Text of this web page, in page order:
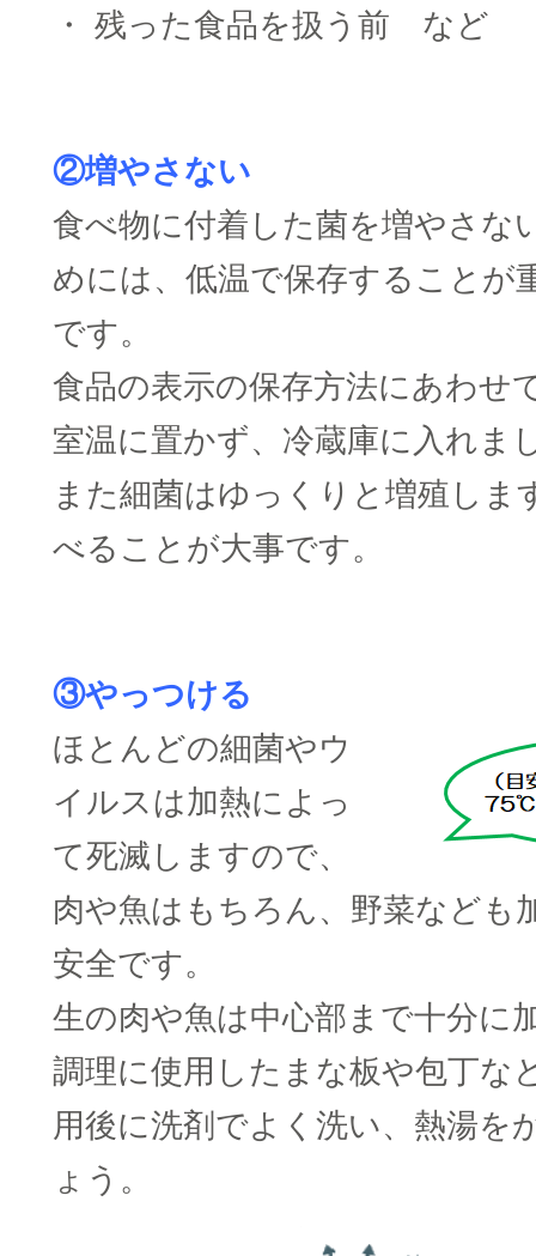
・ 残った食品を扱う前 など
②増やさない
食べ物に付着した菌を増やさな
めには、低温で保存することが
です。
食品の表示の保存方法にあわせ
室温に置かず、冷蔵庫に入れま
また細菌はゆっくりと増殖しま
べることが大事です。
③やっつける
ほとんどの細菌やウ
イルスは加熱によっ
て死滅しますので、
肉や魚はもちろん、野菜なども
安全です。
生の肉や魚は中心部まで十分に
調理に使用したまな板や包丁な
用後に洗剤でよく洗い、熱湯を
ょう。